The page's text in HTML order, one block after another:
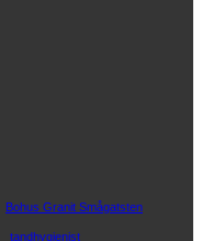
Bohus Granit Smågatsten
tandhygienist